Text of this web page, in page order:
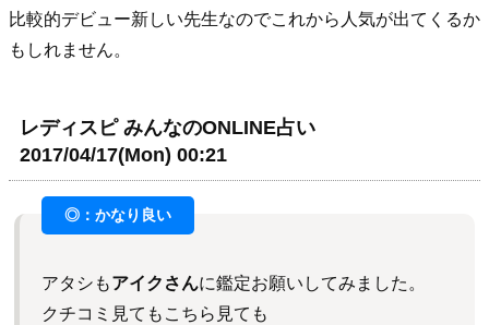
比較的デビュー新しい先生なのでこれから人気が出てくるか
もしれません。
レディスピ みんなのONLINE占い
2017/04/17(Mon) 00:21
アタシもアイクさんに鑑定お願いしてみました。
クチコミ見てもこちら見ても